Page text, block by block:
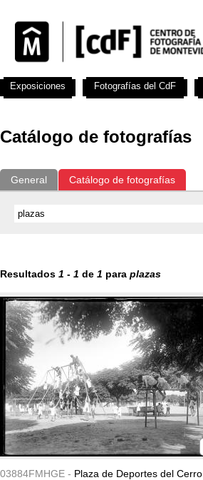
Catálogo de fotografías
General Catálogo de fotografías
Resultados 1 - 1 de 1 para plazas
03884FMHGE - Plaza de Deportes del Cerro.
Exposiciones Fotografías del CdF